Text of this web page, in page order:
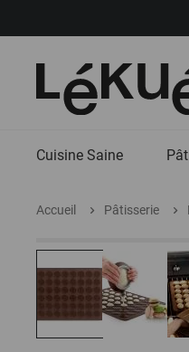
Cuisine Saine
Accueil Pâtisserie
Aller
à
la
de
Aller
au
début
la